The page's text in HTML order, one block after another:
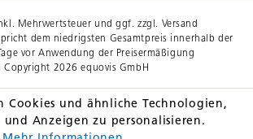
Mehrwertsteuer und ggf. zzgl. Versand
dem niedrigsten Gesamtpreis innerhalb der
vor Anwendung der Preisermäßigung
2026 equovis GmbH
Cookies und ähnliche Technologien,
und Anzeigen zu personalisieren.